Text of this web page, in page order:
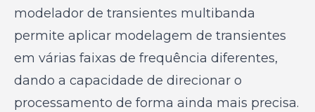
modelador de transientes multibanda
permite aplicar modelagem de transientes
em várias faixas de frequência diferentes,
dando a capacidade de direcionar o
processamento de forma ainda mais precisa.